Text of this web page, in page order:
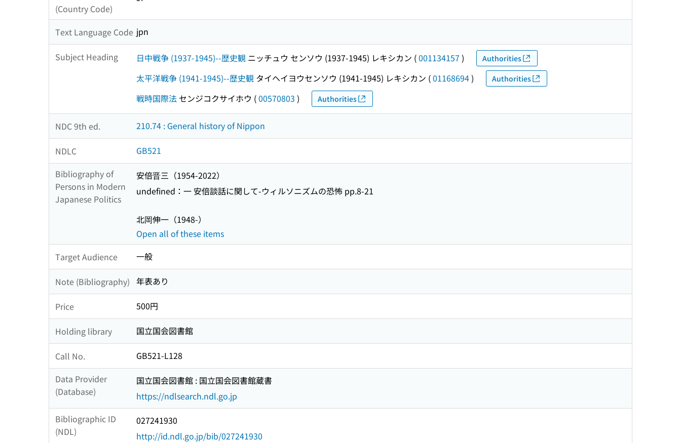
(Country Code)
Text Language Code jpn
Subject Heading 日中戦争 (1937-1945)--歴史観 ニッチュウ センソウ (1937-1945) レキシカン (001134157 ) Authorities
太平洋戦争 (1941-1945)--歴史観 タイヘイヨウセンソウ (1941-1945) レキシカン (01168694) Authorities
戦時国際法 センジコクサイホウ (00570803 ) Authorities
NDC 9th ed. 210.74 : General history of Nippon
NDLC
GB521
Bibliography of
Persons in Modern
Japanese Politics
安倍晋三（1954-2022）
undefined：一 安倍談話に関して-ウィルソニズムの恐怖 pp.8-21
北岡伸一（1948-）
Open all of these items
Target Audience
一般
Note (Bibliography) 年表あり
Price 500円
Holding library 国立国会図書館
Call No.
GB521-L128
Data Provider
(Database)
国立国会図書館 : 国立国会図書館蔵書
https://ndlsearch.ndl.go.jp
Bibliographic ID
(NDL)
027241930
http://id.ndl.go.jp/bib/027241930